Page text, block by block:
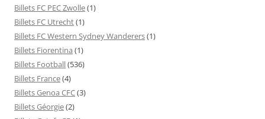
Billets FC PEC Zwolle(1)
Billets FC Utrecht(1)
Billets FC Western Sydney Wanderers(1)
Billets Fiorentina (1)
Billets Football(536)
Billets France(4)
Billets Genoa CFC(3)
Billets Géorgie(2)